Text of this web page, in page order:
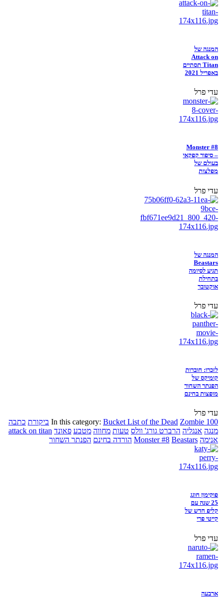
המנגה של
Attack on
Titan תסתיים
באפריל 2021
עדי פרל
Monster #8
– סיפור קפקאי
בעולם של
מפלצות
עדי פרל
המנגה של
Beastars
תגיע לסיומה
בתחילת
אוקטובר
עדי פרל
לזכרו: חוברות
קומיקס של
הפנתר השחור
מופצות בחינם
עדי פרל
In this category: Bucket List of the Dead Zombie 100 ביקורת כתבה
מנגה אנגליה הרברט גורג' וולס טעות מחווה מטבע פאונד attack on titan
אנימה
Monster #8 Beastars הורדה בחינם הפנתר השחור
פוקימון חוגג
25 שנה עם
קליפ חדש של
קייטי פרי
עדי פרל
ארבעה